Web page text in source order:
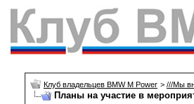
Клуб владельцев BMW M Power > ///Mы
Планы на участие в